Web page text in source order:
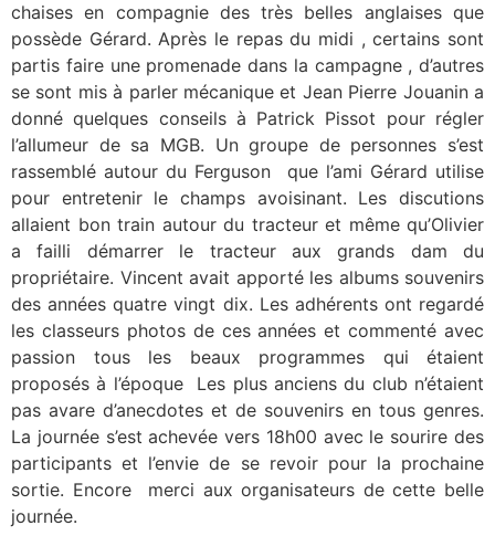
chaises en compagnie des très belles anglaises que
possède Gérard. Après le repas du midi , certains sont
partis faire une promenade dans la campagne , d’autres
se sont mis à parler mécanique et Jean Pierre Jouanin a
donné quelques conseils à Patrick Pissot pour régler
l’allumeur de sa MGB. Un groupe de personnes s’est
rassemblé autour du Ferguson que l’ami Gérard utilise
pour entretenir le champs avoisinant. Les discutions
allaient bon train autour du tracteur et même qu’Olivier
a failli démarrer le tracteur aux grands dam du
propriétaire. Vincent avait apporté les albums souvenirs
des années quatre vingt dix. Les adhérents ont regardé
les classeurs photos de ces années et commenté avec
passion tous les beaux programmes qui étaient
proposés à l’époque Les plus anciens du club n’étaient
pas avare d’anecdotes et de souvenirs en tous genres.
La journée s’est achevée vers 18h00 avec le sourire des
participants et l’envie de se revoir pour la prochaine
sortie. Encore merci aux organisateurs de cette belle
journée.